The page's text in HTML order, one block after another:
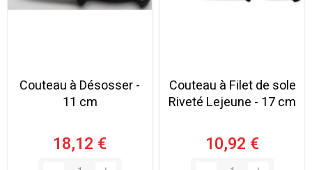
Couteau à Désosser -
11 cm
18,12 €
Couteau à Filet de sole
Riveté Lejeune - 17 cm
10,92 €